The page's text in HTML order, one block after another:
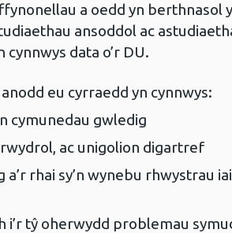
a oedd yn berthnasol
ansoddol ac
data o’r DU.
eu cyrraedd yn cynnwys:
cymunedau gwledig
ac unigolion digartref
rhai sy’n wynebu rhwystrau
i’r tŷ oherwydd problemau